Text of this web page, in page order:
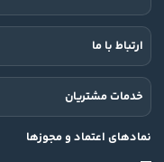
ارتباط با ما
خدمات مشتریان
نمادهای اعتماد و مجوزها